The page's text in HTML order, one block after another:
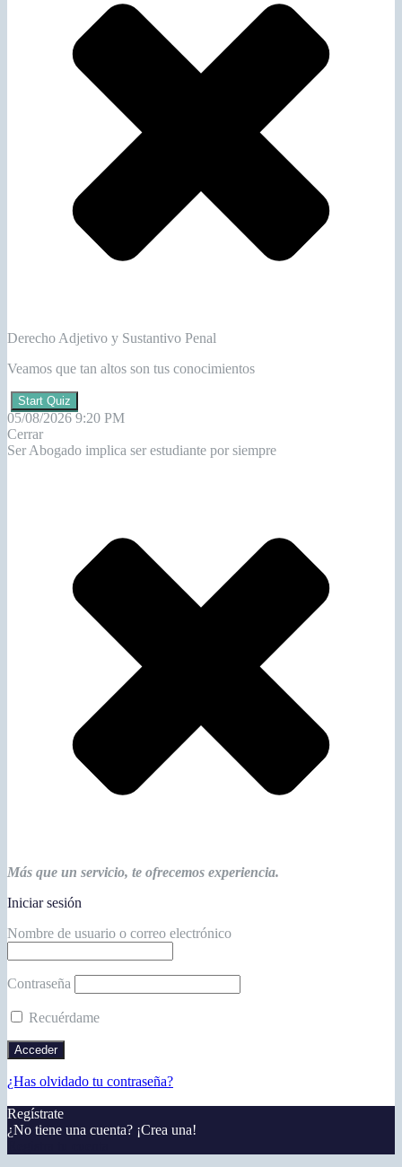
Derecho Adjetivo y Sustantivo Penal
Veamos que tan altos son tus conocimientos
Start Quiz
05/08/2026 9:20 PM
Cerrar
Ser Abogado implica ser estudiante por siempre
Más que un servicio, te ofrecemos experiencia.
Iniciar sesión
Nombre de usuario o correo electrónico
Contraseña
Recuérdame
¿Has olvidado tu contraseña?
Regístrate
¿No tiene una cuenta? ¡Crea una!